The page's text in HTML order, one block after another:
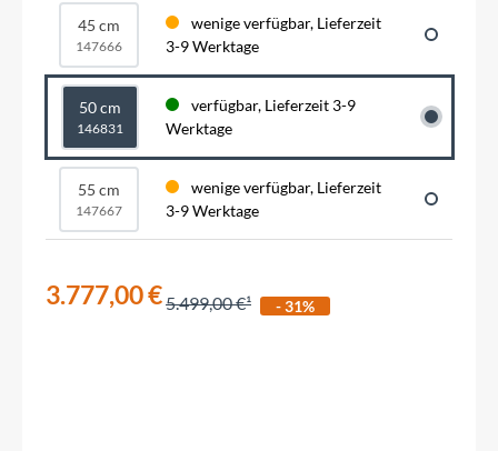
45 cm
147666
wenige verfügbar, Lieferzeit
3-9 Werktage
50 cm
146831
verfügbar, Lieferzeit 3-9
Werktage
55 cm
147667
wenige verfügbar, Lieferzeit
3-9 Werktage
3.777,00 €5.499,00 € - 31%